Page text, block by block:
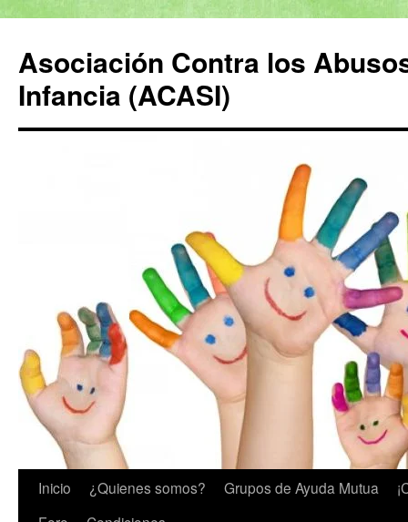
contenido
Asociación Contra los
Infancia (ACASI)
Inicio ¿Quienes somos? Grupos de Ayuda Mutua